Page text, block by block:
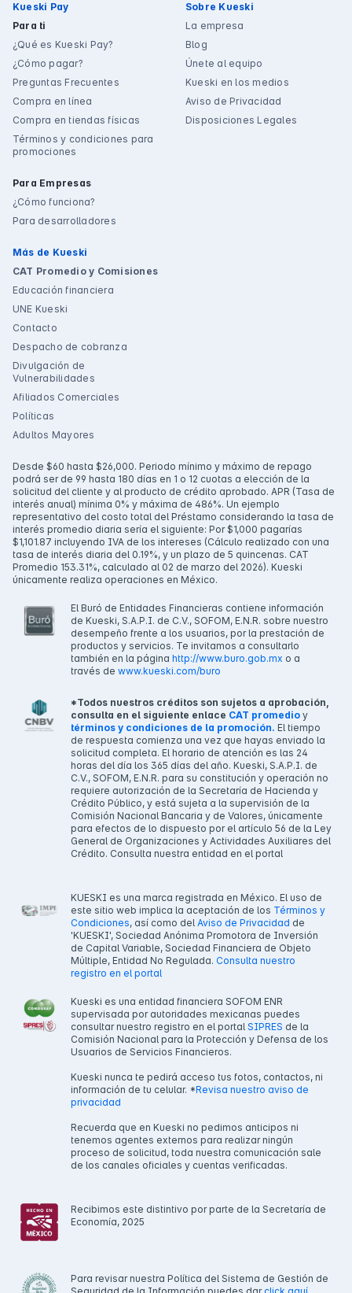
Kueski Pay
Para ti
¿Qué es Kueski Pay?
¿Cómo pagar?
Preguntas Frecuentes
Compra en línea
Compra en tiendas físicas
Términos y condiciones para
promociones
Para Empresas
¿Cómo funciona?
Para desarrolladores
Sobre Kueski
La empresa
Blog
Únete al equipo
Kueski en los medios
Aviso de Privacidad
Disposiciones Legales
Más de Kueski
CAT Promedio y Comisiones
Educación financiera
UNE Kueski
Contacto
Despacho de cobranza
Divulgación de
Vulnerabilidades
Afiliados Comerciales
Políticas
Adultos Mayores
Desde $60 hasta $26,000. Periodo mínimo y máximo de repago
podrá ser de 99 hasta 180 días en 1 o 12 cuotas a elección de la
solicitud del cliente y al producto de crédito aprobado. APR (Tasa de
interés anual) mínima 0% y máxima de 486%. Un ejemplo
representativo del costo total del Préstamo considerando la tasa de
interés promedio diaria sería el siguiente: Por $1,000 pagarías
$1,101.87 incluyendo IVA de los intereses (Cálculo realizado con una
tasa de interés diaria del 0.19%, y un plazo de 5 quincenas. CAT
Promedio 153.31%, calculado al 02 de marzo del 2026). Kueski
únicamente realiza operaciones en México.
El Buró de Entidades Financieras contiene información
de Kueski, S.A.P.I. de C.V., SOFOM, E.N.R. sobre nuestro
desempeño frente a los usuarios, por la prestación de
productos y servicios. Te invitamos a consultarlo
también en la página http://www.buro.gob.mx o a
través de www.kueski.com/buro
*Todos nuestros créditos son sujetos a aprobación,
consulta en el siguiente enlace CAT promedio y
términos y condiciones de la promoción. El tiempo
de respuesta comienza una vez que hayas enviado la
solicitud completa. El horario de atención es las 24
horas del día los 365 días del año. Kueski, S.A.P.I. de
C.V., SOFOM, E.N.R. para su constitución y operación no
requiere autorización de la Secretaría de Hacienda y
Crédito Público, y está sujeta a la supervisión de la
Comisión Nacional Bancaria y de Valores, únicamente
para efectos de lo dispuesto por el artículo 56 de la Ley
General de Organizaciones y Actividades Auxiliares del
Crédito. Consulta nuestra entidad en el portal
KUESKI es una marca registrada en México. El uso de
este sitio web implica la aceptación de los Términos y
Condiciones, así como del Aviso de Privacidad de
'KUESKI', Sociedad Anónima Promotora de Inversión
de Capital Variable, Sociedad Financiera de Objeto
Múltiple, Entidad No Regulada. Consulta nuestro
registro en el portal
Kueski es una entidad financiera SOFOM ENR
supervisada por autoridades mexicanas puedes
consultar nuestro registro en el portal SIPRES de la
Comisión Nacional para la Protección y Defensa de los
Usuarios de Servicios Financieros.
Kueski nunca te pedirá acceso tus fotos, contactos, ni
información de tu celular. *Revisa nuestro aviso de
privacidad
Recuerda que en Kueski no pedimos anticipos ni
tenemos agentes externos para realizar ningún
proceso de solicitud, toda nuestra comunicación sale
de los canales oficiales y cuentas verificadas.
Recibimos este distintivo por parte de la Secretaría de
Economía, 2025
Para revisar nuestra Política del Sistema de Gestión de